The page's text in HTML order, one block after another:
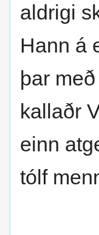
aldrigi
Hann á
þar
kallaðr
einn
tólf